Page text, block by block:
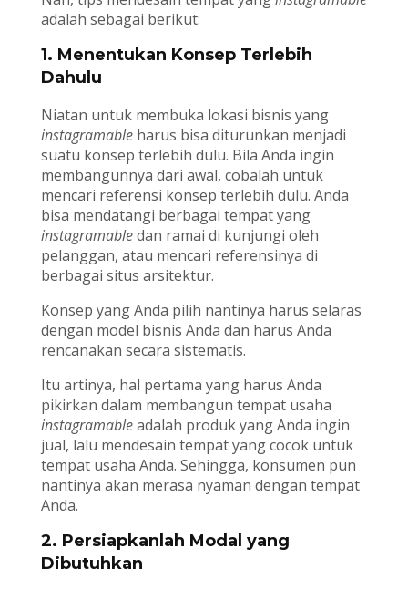
adalah sebagai berikut:
1. Menentukan Konsep Terlebih
Dahulu
Niatan untuk membuka lokasi bisnis yang
instagramableharus bisa diturunkan menjadi
suatu konsep terlebih dulu. Bila Anda ingin
membangunnya dari awal, cobalah untuk
mencari referensi konsep terlebih dulu. Anda
bisa mendatangi berbagai tempat yang
instagramabledan ramai di kunjungi oleh
pelanggan, atau mencari referensinya di
berbagai situs arsitektur.
Konsep yang Anda pilih nantinya harus selaras
dengan model bisnis Anda dan harus Anda
rencanakan secara sistematis.
Itu artinya, hal pertama yang harus Anda
pikirkan dalam membangun tempat usaha
instagramableadalah produk yang Anda ingin
jual, lalu mendesain tempat yang cocok untuk
tempat usaha Anda. Sehingga, konsumen pun
nantinya akan merasa nyaman dengan tempat
Anda.
2. Persiapkanlah Modal yang
Dibutuhkan